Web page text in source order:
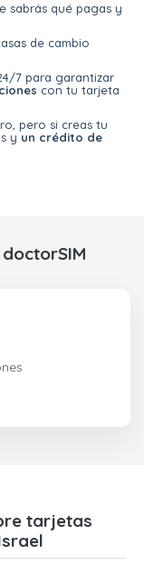
sabrás qué pagas y
de cambio
7 para garantizar
con tu tarjeta
pero si creas tu
y un crédito de
tarjetas